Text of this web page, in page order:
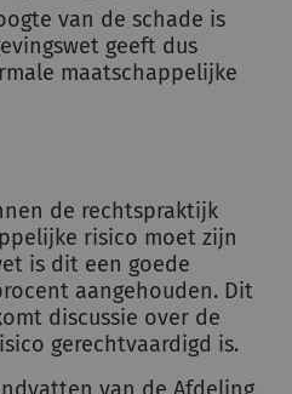
van de schade is
geeft dus
maatschappelijke
de rechtspraktijk
risico moet zijn
is dit een goede
aangehouden. Dit
discussie over de
gerechtvaardigd is.